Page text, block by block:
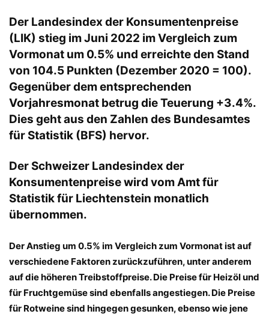
Der Landesindex der Konsumentenpreise
(LIK) stieg im Juni 2022 im Vergleich zum
Vormonat um 0.5% und erreichte den Stand
von 104.5 Punkten (Dezember 2020 = 100).
Gegenüber dem entsprechenden
Vorjahresmonat betrug die Teuerung +3.4%.
Dies geht aus den Zahlen des Bundesamtes
für Statistik (BFS) hervor.
Der Schweizer Landesindex der
Konsumentenpreise wird vom Amt für
Statistik für Liechtenstein monatlich
übernommen.
Der Anstieg um 0.5% im Vergleich zum Vormonat ist auf
verschiedene Faktoren zurückzuführen, unter anderem
auf die höheren Treibstoffpreise. Die Preise für Heizöl und
für Fruchtgemüse sind ebenfalls angestiegen. Die Preise
für Rotweine sind hingegen gesunken, ebenso wie jene